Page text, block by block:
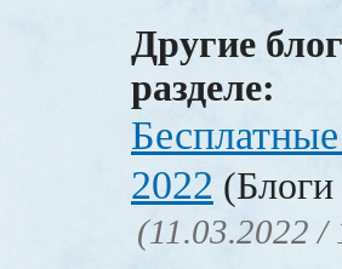
Другие
разделе:
2022
(11.03.2022 /